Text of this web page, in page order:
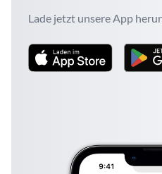
Lade jetzt unsere App